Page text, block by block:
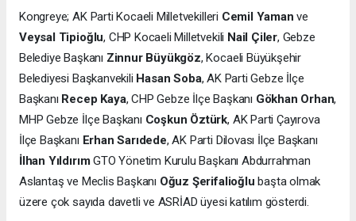
Kongreye; AK Parti Kocaeli Milletvekilleri Cemil Yaman ve
Veysal Tipioğlu, CHP Kocaeli Milletvekili Nail Çiler, Gebze
Belediye Başkanı Zinnur Büyükgöz, Kocaeli Büyükşehir
Belediyesi Başkanvekili Hasan Soba, AK Parti Gebze İlçe
Başkanı Recep Kaya, CHP Gebze İlçe Başkanı Gökhan Orhan,
MHP Gebze İlçe Başkanı Coşkun Öztürk, AK Parti Çayırova
İlçe Başkanı Erhan Sarıdede, AK Parti Dilovası İlçe Başkanı
İlhan YıldırımGTO Yönetim Kurulu Başkanı Abdurrahman
Aslantaş ve Meclis Başkanı Oğuz Şerifalioğlu başta olmak
üzere çok sayıda davetli ve ASRİAD üyesi katılım gösterdi.